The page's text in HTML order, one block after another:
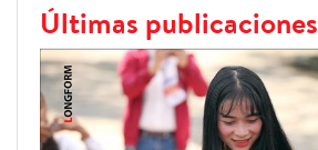
Últimas publicaciones